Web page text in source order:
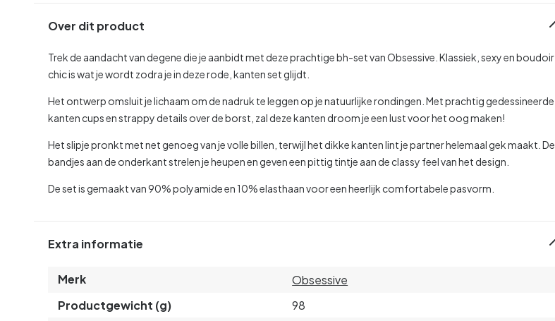
Over dit product
Trek de aandacht van degene die je aanbidt met deze prachtige bh-set van Obsessive. Klassiek, sexy en boudoir
chic is wat je wordt zodra je in deze rode, kanten set glijdt.
Het ontwerp omsluit je lichaam om de nadruk te leggen op je natuurlijke rondingen. Met prachtig gedessineerde
kanten cups en strappy details over de borst, zal deze kanten droom je een lust voor het oog maken!
Het slipje pronkt met net genoeg van je volle billen, terwijl het dikke kanten lint je partner helemaal gek maakt. De
bandjes aan de onderkant strelen je heupen en geven een pittig tintje aan de classy feel van het design.
De set is gemaakt van 90% polyamide en 10% elasthaan voor een heerlijk comfortabele pasvorm.
Extra informatie
Merk
Obsessive
Productgewicht (g)
98